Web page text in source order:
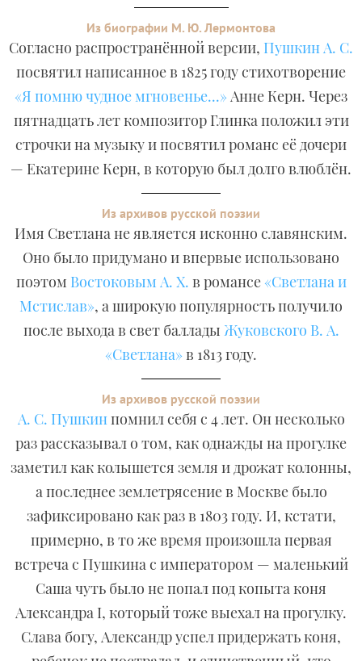
Из биографии М. Ю. Лермонтова
Согласно распространённой версии, Пушкин А. С.
посвятил написанное в 1825 году стихотворение
«Я помню чудное мгновенье...»Анне Керн. Через
пятнадцать лет композитор Глинка положил эти
строчки на музыку и посвятил романс её дочери
— Екатерине Керн, в которую был долго влюблён.
Из архивов русской поэзии
Имя Светлана не является исконно славянским.
Оно было придумано и впервые использовано
поэтом Востоковым А. Х. в романсе«Светлана и
Мстислав», а широкую популярность получило
после выхода в свет баллады Жуковского В. А.
«Светлана»в 1813 году.
Из архивов русской поэзии
А. С. Пушкинпомнил себя с 4 лет. Он несколько
раз рассказывал о том, как однажды на прогулке
заметил как колышется земля и дрожат колонны,
а последнее землетрясение в Москве было
зафиксировано как раз в 1803 году. И, кстати,
примерно, в то же время произошла первая
встреча с Пушкина с императором — маленький
Саша чуть было не попал под копыта коня
Александра I, который тоже выехал на прогулку.
Слава богу, Александр успел придержать коня,